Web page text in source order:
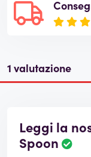
1 valutazione
Leggi la
Spoon
L